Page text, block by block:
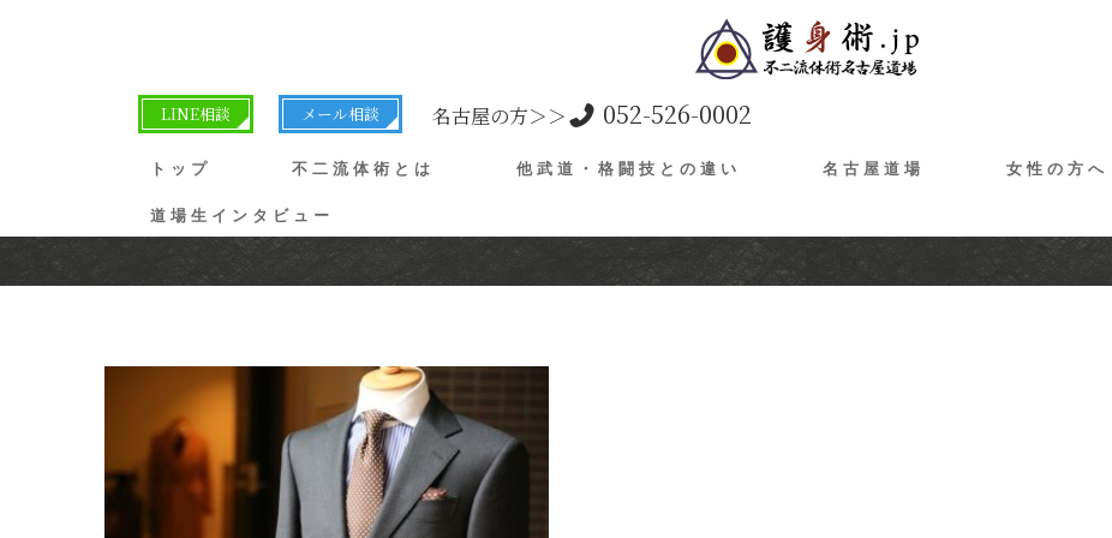
LINE相談 メール相談 名古屋の方＞＞ 052-526-0002
トップ 不二流体術とは 他武道・格闘技との違い 名古屋道場 女性の方へ
道場生インタビュー